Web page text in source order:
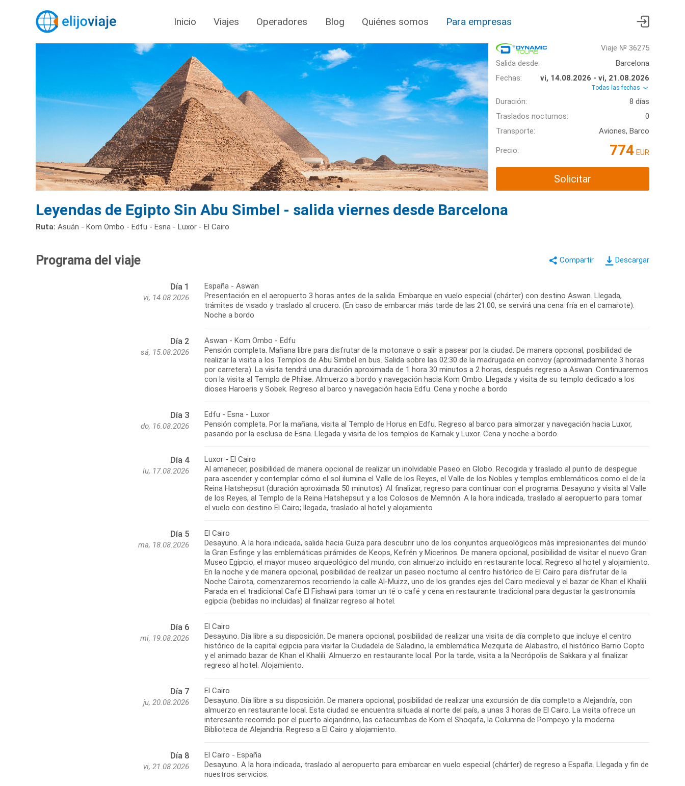
Inicio Viajes Operadores Blog Quiénes somos Para empresas
Viaje № 36275
Salida desde:
Barcelona
Fechas:
vi, 14.08.2026 - vi, 21.08.2026
Todas las fechas
Duración:
8 días
Traslados nocturnos:
0
Transporte:
Aviones, Barco
Precio: 774 EUR
Solicitar
Leyendas de Egipto Sin Abu Simbel - salida viernes desde Barcelona
Ruta: Asuán - Kom Ombo - Edfu - Esna - Luxor - El Cairo
Descargar
Programa del viaje
Día 1
vi, 14.08.2026
España - Aswan
Presentación en el aeropuerto 3 horas antes de la salida. Embarque en vuelo especial (chárter) con destino Aswan. Llegada,
trámites de visado y traslado al crucero. (En caso de embarcar más tarde de las 21:00, se servirá una cena fría en el camarote).
Noche a bordo
Día 2
sá, 15.08.2026
Aswan - Kom Ombo - Edfu
Pensión completa. Mañana libre para disfrutar de la motonave o salir a pasear por la ciudad. De manera opcional, posibilidad de
realizar la visita a los Templos de Abu Simbel en bus. Salida sobre las 02:30 de la madrugada en convoy (aproximadamente 3 horas
por carretera). La visita tendrá una duración aproximada de 1 hora 30 minutos a 2 horas, después regreso a Aswan. Continuaremos
con la visita al Templo de Philae. Almuerzo a bordo y navegación hacia Kom Ombo. Llegada y visita de su templo dedicado a los
dioses Haroeris y Sobek. Regreso al barco y navegación hacia Edfu. Cena y noche a bordo
Día 3
do, 16.08.2026
Edfu - Esna - Luxor
Pensión completa. Por la mañana, visita al Templo de Horus en Edfu. Regreso al barco para almorzar y navegación hacia Luxor,
pasando por la esclusa de Esna. Llegada y visita de los templos de Karnak y Luxor. Cena y noche a bordo.
Día 4
lu, 17.08.2026
Luxor - El Cairo
Al amanecer, posibilidad de manera opcional de realizar un inolvidable Paseo en Globo. Recogida y traslado al punto de despegue
para ascender y contemplar cómo el sol ilumina el Valle de los Reyes, el Valle de los Nobles y templos emblemáticos como el de la
Reina Hatshepsut (duración aproximada 50 minutos). Al finalizar, regreso para continuar con el programa. Desayuno y visita al Valle
de los Reyes, al Templo de la Reina Hatshepsut y a los Colosos de Memnón. A la hora indicada, traslado al aeropuerto para tomar
el vuelo con destino El Cairo; llegada, traslado al hotel y alojamiento
Día 5
ma, 18.08.2026
El Cairo
Desayuno. A la hora indicada, salida hacia Guiza para descubrir uno de los conjuntos arqueológicos más impresionantes del mundo:
la Gran Esfinge y las emblemáticas pirámides de Keops, Kefrén y Micerinos. De manera opcional, posibilidad de visitar el nuevo Gran
Museo Egipcio, el mayor museo arqueológico del mundo, con almuerzo incluido en restaurante local. Regreso al hotel y alojamiento.
En la noche y de manera opcional, posibilidad de realizar un paseo nocturno al centro histórico de El Cairo para disfrutar de la
Noche Cairota, comenzaremos recorriendo la calle Al-Muizz, uno de los grandes ejes del Cairo medieval y el bazar de Khan el Khalili.
Parada en el tradicional Café El Fishawi para tomar un té o café y cena en restaurante tradicional para degustar la gastronomía
egipcia (bebidas no incluidas) al finalizar regreso al hotel.
Día 6
mi, 19.08.2026
El Cairo
Desayuno. Día libre a su disposición. De manera opcional, posibilidad de realizar una visita de día completo que incluye el centro
histórico de la capital egipcia para visitar la Ciudadela de Saladino, la emblemática Mezquita de Alabastro, el histórico Barrio Copto
y el animado bazar de Khan el Khalili. Almuerzo en restaurante local. Por la tarde, visita a la Necrópolis de Sakkara y al finalizar
regreso al hotel. Alojamiento.
Día 7
ju, 20.08.2026
El Cairo
Desayuno. Día libre a su disposición. De manera opcional, posibilidad de realizar una excursión de día completo a Alejandría, con
almuerzo en restaurante local. Esta ciudad se encuentra situada al norte del país, a unas 3 horas de El Cairo. La visita ofrece un
interesante recorrido por el puerto alejandrino, las catacumbas de Kom el Shoqafa, la Columna de Pompeyo y la moderna
Biblioteca de Alejandría. Regreso a El Cairo y alojamiento.
Día 8
vi, 21.08.2026
El Cairo - España
Desayuno. A la hora indicada, traslado al aeropuerto para embarcar en vuelo especial (chárter) de regreso a España. Llegada y fin de
nuestros servicios.